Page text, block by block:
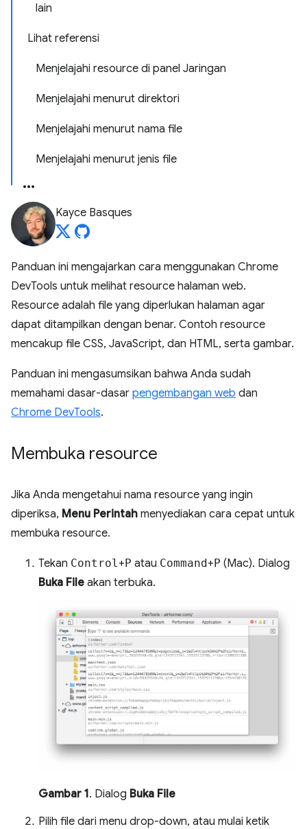
lain
Lihat referensi
Menjelajahi resource di panel Jaringan
Menjelajahi menurut direktori
Menjelajahi menurut nama file
Menjelajahi menurut jenis file
Kayce Basques
Panduan ini mengajarkan cara menggunakan Chrome
DevTools untuk melihat resource halaman web.
Resource adalah file yang diperlukan halaman agar
dapat ditampilkan dengan benar. Contoh resource
mencakup file CSS, JavaScript, dan HTML, serta gambar.
Panduan ini mengasumsikan bahwa Anda sudah
memahami dasar-dasar pengembangan web dan
Chrome DevTools.
Membuka resource
Jika Anda mengetahui nama resource yang ingin
diperiksa, Menu Perintah menyediakan cara cepat untuk
membuka resource.
Tekan Control+P atau Command+P (Mac). Dialog
Buka File akan terbuka.
Gambar 1. Dialog Buka File
Pilih file dari menu drop-down, atau mulai ketik